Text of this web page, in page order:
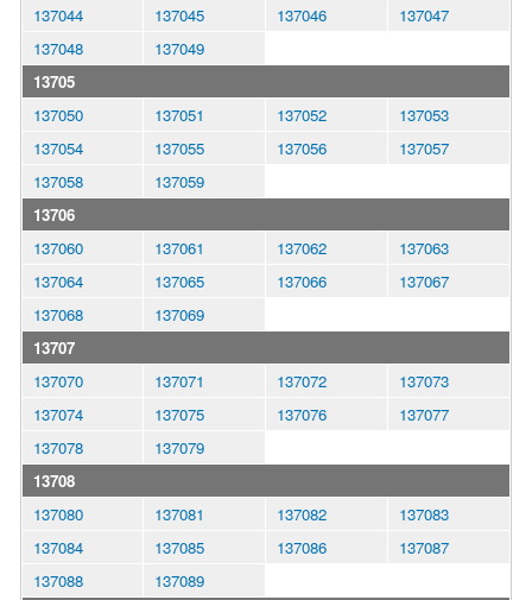
137044
137045 137046
137047
137048
137049
13705
137050
137051 137052
137053
137054
137055 137056
137057
137058
137059
13706
137060
137061 137062
137063
137064
137065 137066
137067
137068
137069
13707
137070
137071 137072
137073
137074
137075 137076
137077
137078
137079
13708
137080
137081 137082
137083
137084
137085 137086
137087
137088
137089